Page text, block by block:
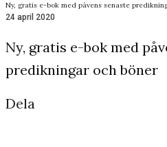
Ny, gratis e-bok med påvens senaste
24 april 2020
Ny, gratis e-bok med
predikningar och böner
Dela